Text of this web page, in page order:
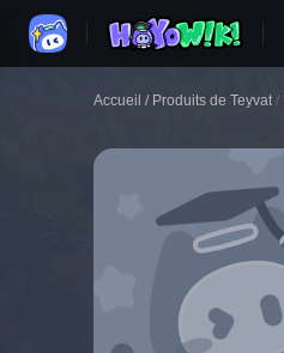
Accueil / Produits de Teyvat /